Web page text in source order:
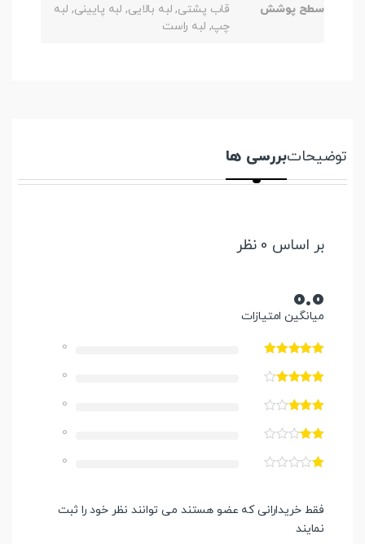
سطح پوشش
قاب پشتی, لبه بالایی, لبه پایینی, لبه
چپ, لبه راست
توضیحاتبررسی ها
بر اساس 0 نظر
0.0
میانگین امتیازات
0
0
0
0
0
فقط خریدارانی که عضو هستند می توانند نظر خود را ثبت
نمایند